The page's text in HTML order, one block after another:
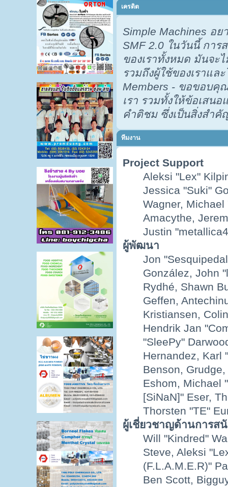
เครดิต
Simple Machines อ
SMF 2.0 ในวันนี้ การ
ของเราทั้งหมด มันจะ
รวมถึงผู้ใช้ของเราแล
Members - ขอขอบคุ
เรา รวมทั้งให้ข้อเสน
คำติชม ซึ่งเป็นสิ่งสำคั
ทีมงาน
Project Support
Aleksi "Lex"
Jessica "Suki"
Wagner,
Amacythe,
Justin
ผู้พัฒนา
Jon
González, John
Rydhé, Shawn
Geffen,
Kristiansen,
Hendrik Jan
"SleePy"
Hernandez, Karl
Benson,
Eshom, Michael
[SiNaN]" Eser,
Thorsten "TE"
ผู้เชี่ยวชาญด้านการส
Will "Kindred"
Steve, Aleksi
(F.L.A.M.E.R)"
Ben Scott,